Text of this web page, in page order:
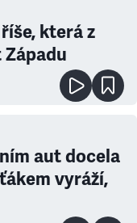
která z
aut docela
vyráží,